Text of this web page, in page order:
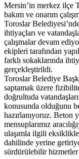
Mersin’in merkez ilçe
bakım ve onarım
Toroslar
ihtiyaçları ve
çalışmalar devam
ekipleri tarafından
farklı sokaklarında
gerçekleştirildi.
Toroslar Belediye
saptamak üzere
doğrultuda
konusunda olduğunu
hazırlanıyoruz. Beton
mensuplarımız
ulaşımla ilgili
dahilinde yerine
sürdürülebilir